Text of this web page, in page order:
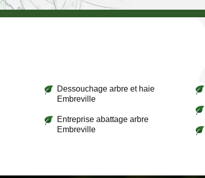
Dessouchage arbre et haie
Embreville
Entreprise abattage arbre
Embreville